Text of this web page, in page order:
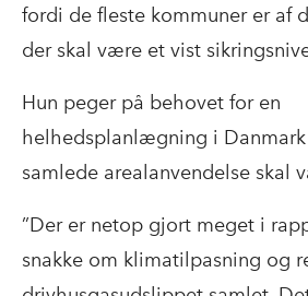
fordi de fleste kommuner er af
der skal være et vist
Hun peger på behovet for en
helhedsplanlægning i
samlede arealanvendelse skal
”Der er netop gjort meget i
snakke om klimatilpasning og